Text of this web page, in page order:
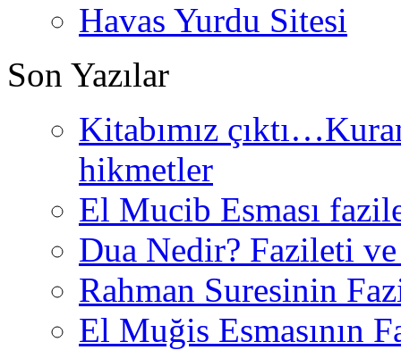
Havas Yurdu Sitesi
Son Yazılar
Kitabımız
hikmetler
El Mucib Esması
Dua Nedir? Fazileti
Rahman Suresinin
El Muğis Esmasının